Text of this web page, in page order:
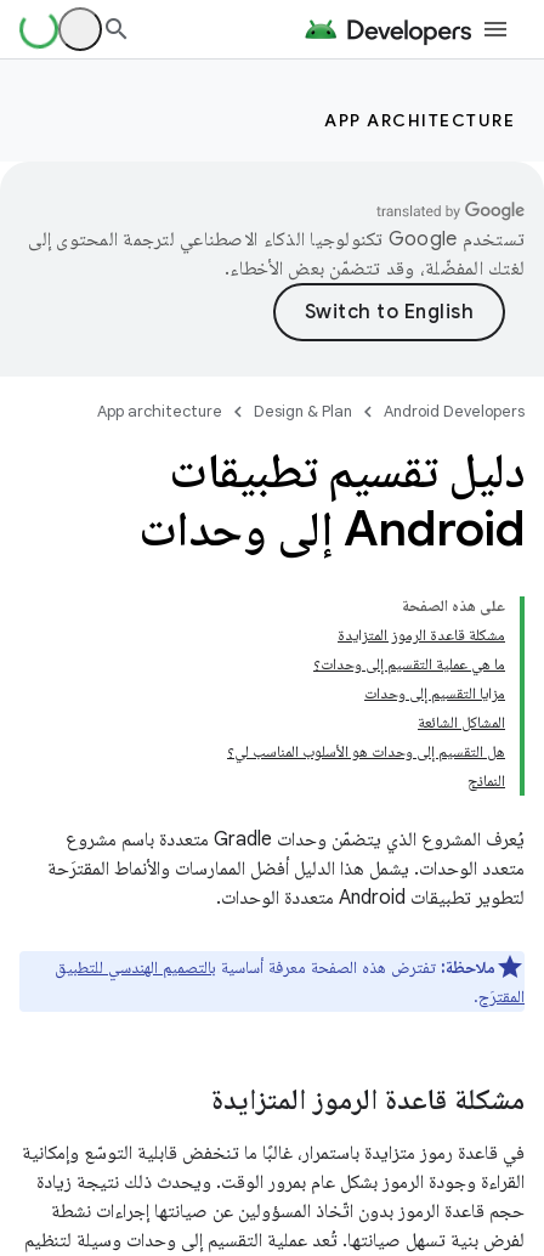
APP ARCHITECTURE
تستخدم Google تكنولوجيا الذكاء الاصطناعي لترجمة المحتوى إلى
لغتك المفضّلة، وقد تتضمّن بعض الأخطاء.
Android Developers
Design & Plan
App architecture
دليل تقسيم تطبيقات
Android إلى وحدات
على هذه الصفحة
مشكلة قاعدة الرموز المتزايدة
ما هي عملية التقسيم إلى وحدات؟
مزايا التقسيم إلى وحدات
المشاكل الشائعة
هل التقسيم إلى وحدات هو الأسلوب المناسب لي؟
النماذج
يُعرف المشروع الذي يتضمّن وحدات Gradle متعددة باسم مشروع
متعدد الوحدات. يشمل هذا الدليل أفضل الممارسات والأنماط المقترَحة
لتطوير تطبيقات Android متعددة الوحدات.
ملاحظة: تفترض هذه الصفحة معرفة أساسية بالتصميم الهندسي للتطبيق
المقترَح.
مشكلة قاعدة الرموز المتزايدة
في قاعدة رموز متزايدة باستمرار، غالبًا ما تنخفض قابلية التوسّع وإمكانية
القراءة وجودة الرموز بشكل عام بمرور الوقت. ويحدث ذلك نتيجة زيادة
حجم قاعدة الرموز بدون اتّخاذ المسؤولين عن صيانتها إجراءات نشطة
لفرض بنية تسهل صيانتها. تُعد عملية التقسيم إلى وحدات وسيلة لتنظيم